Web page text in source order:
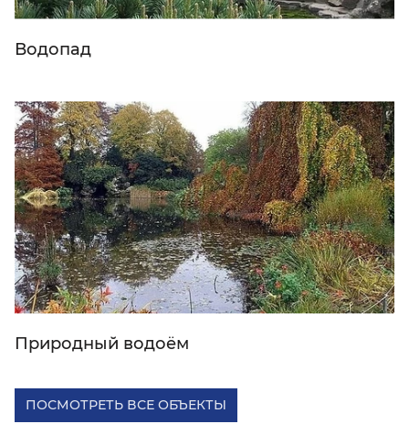
Водопад
Природный водоём
ПОСМОТРЕТЬ ВСЕ ОБЪЕКТЫ